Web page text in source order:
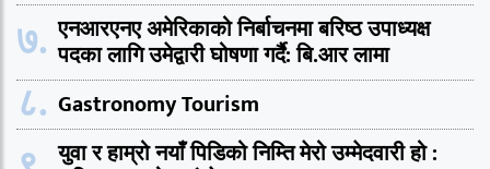
७. एनआरएनए अमेरिकाको निर्बाचनमा बरिष्ठ उपाध्यक्ष
पदका लागि उमेद्वारी घोषणा गर्दै: बि.आर लामा
८. Gastronomy Tourism
युवा र हाम्रो नयाँ पिडिको निम्ति मेरो उम्मेदवारी हो :